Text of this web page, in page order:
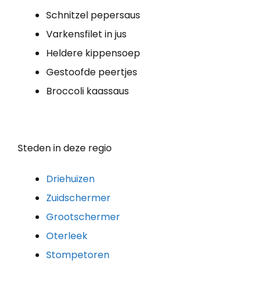
Schnitzel pepersaus
Varkensfilet in jus
Heldere kippensoep
Gestoofde peertjes
Broccoli kaassaus
Steden in deze regio
Driehuizen
Zuidschermer
Grootschermer
Oterleek
Stompetoren